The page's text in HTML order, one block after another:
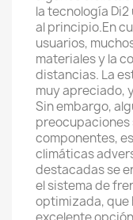
la tecnología
al principio.En
usuarios,
materiales y la
distancias. La
muy apreciado,
Sin embargo,
componentes,
climáticas
destacadas se
el sistema de
optimizada, que